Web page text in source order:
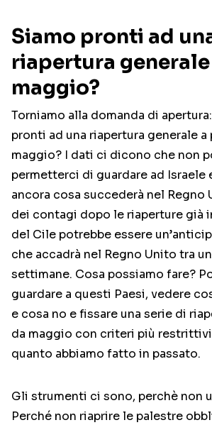
Siamo pronti ad
riapertura generale
maggio?
Torniamo alla domanda di
pronti ad una riapertura generale a
maggio? I dati ci dicono che non
permetterci di guardare ad Israele
ancora cosa succederà nel
dei contagi dopo le riaperture già
del Cile potrebbe essere
che accadrà nel Regno Unito tra
settimane. Cosa possiamo fare?
guardare a questi Paesi, vedere
e cosa no e fissare una serie di
da maggio con criteri più
quanto abbiamo fatto in passato.
Gli strumenti ci sono, perchè non
Perché non riaprire le palestre